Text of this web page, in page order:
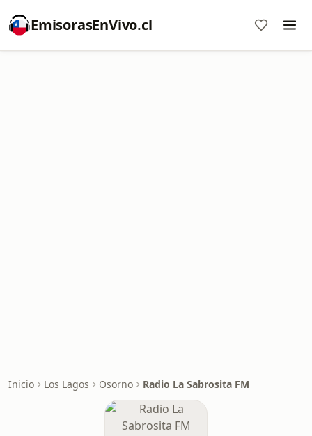
EmisorasEnVivo.cl
Inicio Los Lagos Osorno Radio La Sabrosita FM